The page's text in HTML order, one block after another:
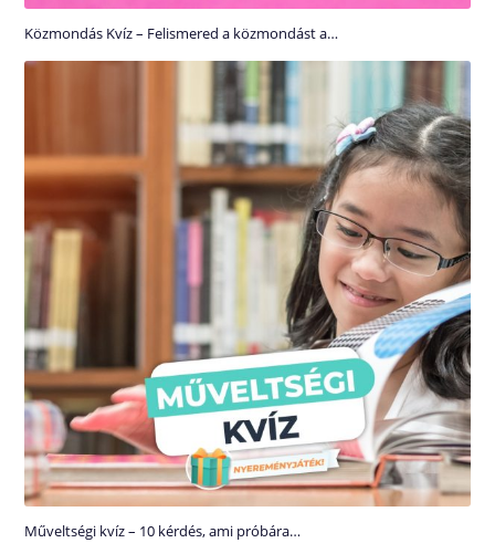
Közmondás Kvíz – Felismered a közmondást a…
Műveltségi kvíz – 10 kérdés, ami próbára…